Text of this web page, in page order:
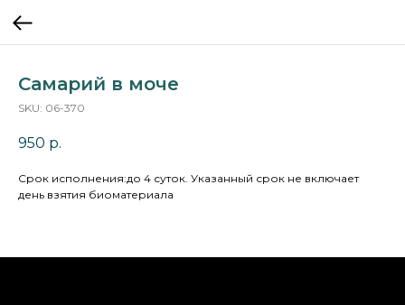
Самарий в моче
SKU: 06-370
950 р.
Cрок исполнения:до 4 суток. Указанный срок не включает
день взятия биоматериала